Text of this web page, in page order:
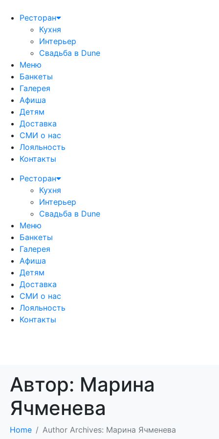
Ресторан
Кухня
Интерьер
Свадьба в Dune
Меню
Банкеты
Галерея
Афиша
Детям
Доставка
СМИ о нас
Лояльность
Контакты
Ресторан
Кухня
Интерьер
Свадьба в Dune
Меню
Банкеты
Галерея
Афиша
Детям
Доставка
СМИ о нас
Лояльность
Контакты
Автор: Марина
Ячменева
Home Author Archives: Марина Ячменева